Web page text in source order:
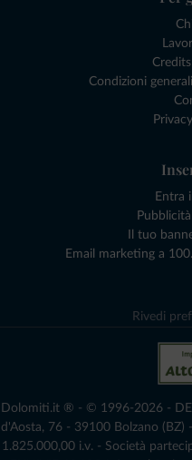
Condizioni
Entra
Il tuo
Email marketing a
Rivedi
Dolomiti.it ® - © 1996-2026 -
d'Aosta, 76 - 39100 Bolzano (BZ)
1.825.000,00 i.v. - Società